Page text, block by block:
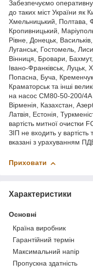
Забезпечуємо
до таких міст України як
Хмельницький, Полтава,
Кропивницький,
Рівне, Донецьк,
Луганськ, Гостомель,
Вінниця, Бровари, Бахмут,
Івано-Франківськ,
Попасна, Буча,
Краматорськ та інші
на насос СМ80-50-200/4А
Вірменія, Казахстан,
Латвія, Естонія,
вартість митної очистки
ЗІП не входить у
вказані з урахуванням
Приховати
Характеристики
Основні
Країна виробник
Гарантійний термін
Максимальний напір
Пропускна здатність